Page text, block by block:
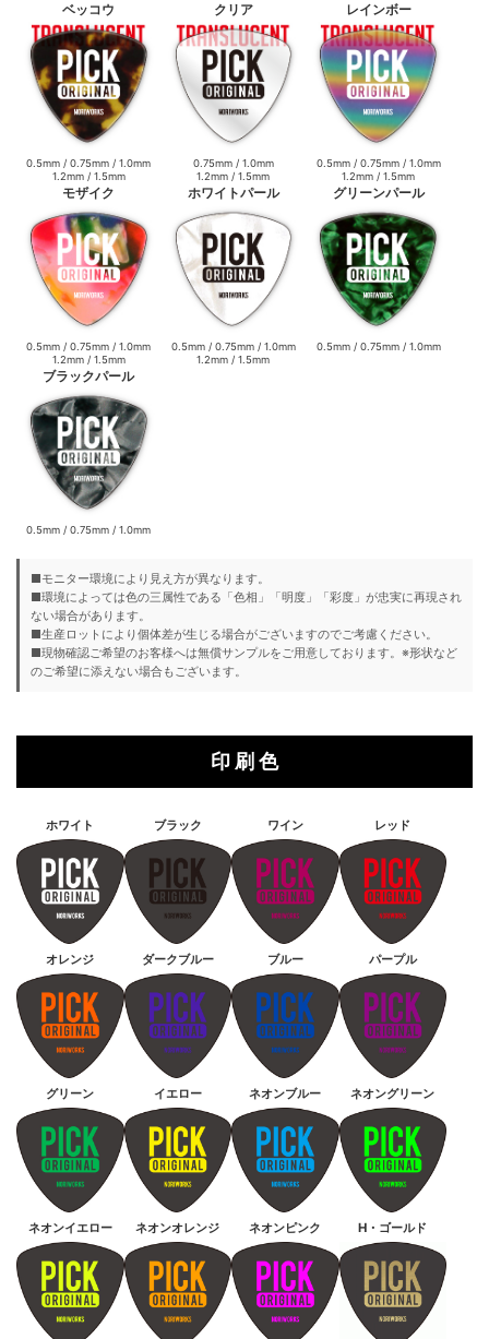
ベッコウ
0.5mm / 0.75mm / 1.0mm
1.2mm / 1.5mm
クリア
0.75mm / 1.0mm
1.2mm / 1.5mm
レインボー
0.5mm / 0.75mm / 1.0mm
1.2mm / 1.5mm
モザイク
0.5mm / 0.75mm / 1.0mm
1.2mm / 1.5mm
ホワイトパール
0.5mm / 0.75mm / 1.0mm
1.2mm / 1.5mm
グリーンパール
0.5mm / 0.75mm / 1.0mm
ブラックパール
0.5mm / 0.75mm / 1.0mm
■モニター環境により見え方が異なります。
■環境によっては色の三属性である「色相」「明度」「彩度」が忠実に再現され
ない場合があります。
■生産ロットにより個体差が生じる場合がございますのでご考慮ください。
■現物確認ご希望のお客様へは無償サンプルをご用意しております。※形状など
のご希望に添えない場合もございます。
印 刷 色
ホワイト ブラック ワイン レッド
オレンジ ダークブルー ブルー パープル
グリーン イエロー ネオンブルー ネオングリーン
ネオンイエロー ネオンオレンジ ネオンピンク H・ゴールド